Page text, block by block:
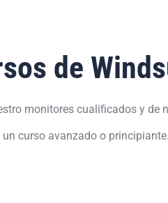
de
monitores cualificados y de
curso avanzado o